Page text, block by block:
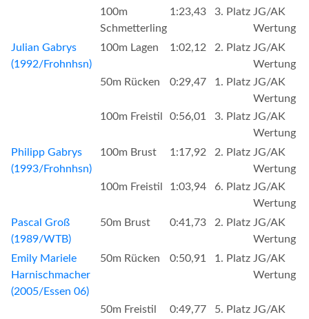
100m
Schmetterling
1:23,43 3. Platz JG/AK
Wertung
Julian Gabrys
(1992/Frohnhsn)
100m Lagen 1:02,12 2. Platz JG/AK
Wertung
50m Rücken
0:29,47 1. Platz JG/AK
Wertung
100m Freistil
0:56,01 3. Platz JG/AK
Wertung
Philipp Gabrys
(1993/Frohnhsn)
100m Brust 1:17,92 2. Platz JG/AK
Wertung
100m Freistil
1:03,94 6. Platz JG/AK
Wertung
Pascal Groß
(1989/WTB)
50m Brust 0:41,73 2. Platz JG/AK
Wertung
Emily Mariele
Harnischmacher
(2005/Essen 06)
50m Rücken 0:50,91 1. Platz JG/AK
Wertung
50m Freistil 0:49,77 5. Platz JG/AK